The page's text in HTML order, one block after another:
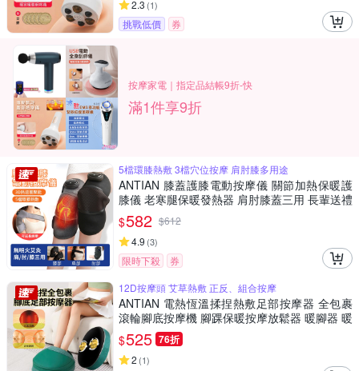
2.3 (1)
挑戰低價 券
按摩家電｜指定品結帳9折-快
滿1件享9折
5檔環膝熱敷 3檔穴位按摩 肩肘膝多用途
ANTIAN 膝蓋護膝電動按摩儀 關節加熱保暖護
膝儀 老寒腿保暖發熱器 肩肘膝蓋三用 長輩送禮
單只
$582 $612
4.9 (3)
限時下殺
券
12D按摩頭 艾草熱敷 正反、組合按摩
ANTIAN 電熱恆溫揉捏熱敷足部按摩器 全包裹
滾輪腳底按摩機 腳踝保暖按摩放鬆器 暖腳器 暖
足器
$525 76折
2 (1)